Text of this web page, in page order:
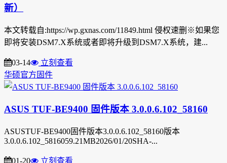
新）
本文转载自:https://wp.gxnas.com/11849.html 侵权速删※如果您
即将安装DSM7.X系统或者即将升级到DSM7.X系统，建...
03-14
立刻查看
华硕官方固件
ASUS TUF-BE9400 固件版本 3.0.0.6.102_58160
ASUSTUF-BE9400固件版本3.0.0.6.102_58160版本
3.0.0.6.102_5816059.21MB2026/01/20SHA-...
01-20 立刻查看